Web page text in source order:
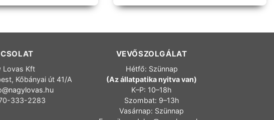
Lovas Kft
Kőbányai út 41/A
333-2283
VEVŐSZOLGÁLAT
Hétfő: Szünnap
(Az állatpatika nyitva van)
K–P: 10–18h
Szombat: 9–13h
Vasárnap: Szünnap